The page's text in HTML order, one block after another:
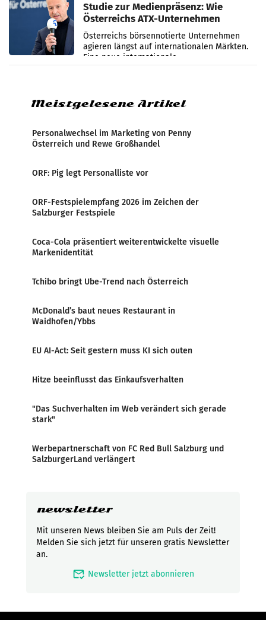
Studie zur Medienpräsenz: Wie
Österreichs ATX-Unternehmen
international wahrgenommen
werden
Österreichs börsennotierte Unternehmen
agieren längst auf internationalen Märkten.
Eine neue internationale
Medienresonanzanalyse untersucht die
Meistgelesene Artikel
Personalwechsel im Marketing von Penny
Österreich und Rewe Großhandel
ORF: Pig legt Personalliste vor
ORF-Festspielempfang 2026 im Zeichen der
Salzburger Festspiele
Coca-Cola präsentiert weiterentwickelte visuelle
Markenidentität
Tchibo bringt Ube-Trend nach Österreich
McDonald’s baut neues Restaurant in
Waidhofen/Ybbs
EU AI-Act: Seit gestern muss KI sich outen
Hitze beeinflusst das Einkaufsverhalten
"Das Suchverhalten im Web verändert sich gerade
stark"
Werbepartnerschaft von FC Red Bull Salzburg und
SalzburgerLand verlängert
newsletter
Mit unseren News bleiben Sie am Puls der Zeit!
Melden Sie sich jetzt für unseren gratis Newsletter
an.
mark_email_read Newsletter jetzt abonnieren